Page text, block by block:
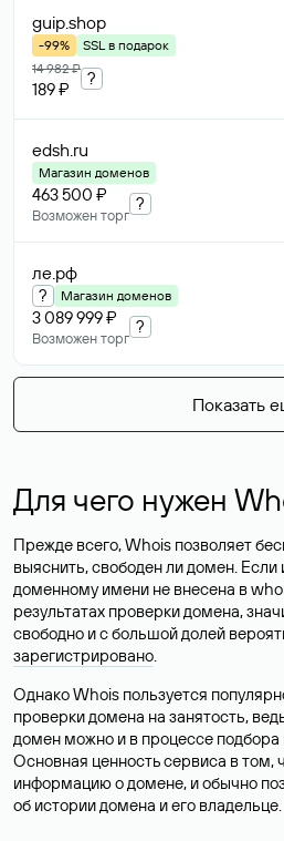
guip.shop
-99%
SSL в подарок
14 982 ₽
189 ₽
?
edsh.ru
Магазин доменов
463 500 ₽
Возможен торг
?
ле.рф
? Магазин доменов
3 089 999 ₽
Возможен торг
?
Показать
Для чего нужен
Прежде всего, Whois позволяет
выяснить, свободен ли домен.
доменному имени не внесена в
результатах проверки домена,
свободно и с большой долей
зарегистрировано.
Однако Whois пользуется
проверки домена на занятость,
домен можно и в процессе
Основная ценность сервиса в том,
информацию о домене, и обычно
об истории домена и его владельце.